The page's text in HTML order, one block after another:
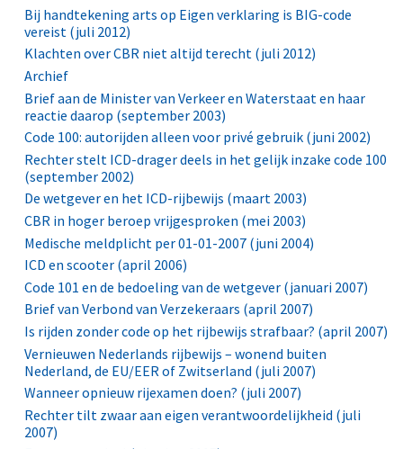
Bij handtekening arts op Eigen verklaring is BIG-code
vereist (juli 2012)
Klachten over CBR niet altijd terecht (juli 2012)
Archief
Brief aan de Minister van Verkeer en Waterstaat en haar
reactie daarop (september 2003)
Code 100: autorijden alleen voor privé gebruik (juni 2002)
Rechter stelt ICD-drager deels in het gelijk inzake code 100
(september 2002)
De wetgever en het ICD-rijbewijs (maart 2003)
CBR in hoger beroep vrijgesproken (mei 2003)
Medische meldplicht per 01-01-2007 (juni 2004)
ICD en scooter (april 2006)
Code 101 en de bedoeling van de wetgever (januari 2007)
Brief van Verbond van Verzekeraars (april 2007)
Is rijden zonder code op het rijbewijs strafbaar? (april 2007)
Vernieuwen Nederlands rijbewijs – wonend buiten
Nederland, de EU/EER of Zwitserland (juli 2007)
Wanneer opnieuw rijexamen doen? (juli 2007)
Rechter tilt zwaar aan eigen verantwoordelijkheid (juli
2007)